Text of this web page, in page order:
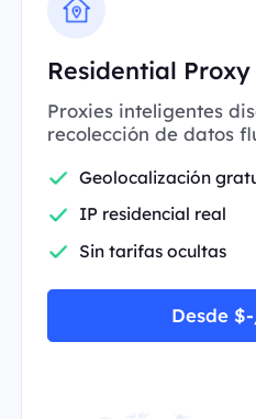
Residential Proxy
Proxies inteligentes
recolección de datos
Geolocalización
IP residencial real
Sin tarifas ocultas
Desde